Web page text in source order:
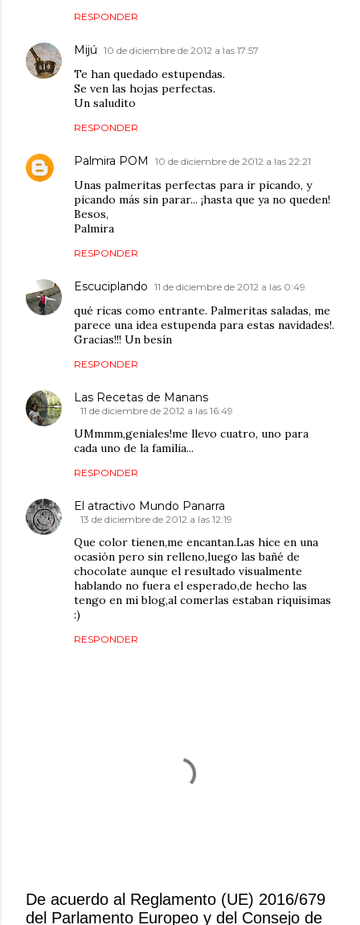
RESPONDER
Mijú 10 de diciembre de 2012 a las 17:57
Te han quedado estupendas.
Se ven las hojas perfectas.
Un saludito
RESPONDER
Palmira POM 10 de diciembre de 2012 a las 22:21
Unas palmeritas perfectas para ir picando, y
picando más sin parar... ¡hasta que ya no queden!
Besos,
Palmira
RESPONDER
Escuciplando 11 de diciembre de 2012 a las 0:49
qué ricas como entrante. Palmeritas saladas, me
parece una idea estupenda para estas navidades!.
Gracias!!! Un besín
RESPONDER
Las Recetas de Manans
11 de diciembre de 2012 a las 16:49
UMmmm,geniales!me llevo cuatro, uno para
cada uno de la familia...
RESPONDER
El atractivo Mundo Panarra
13 de diciembre de 2012 a las 12:19
Que color tienen,me encantan.Las hice en una
ocasión pero sin relleno,luego las bañé de
chocolate aunque el resultado visualmente
hablando no fuera el esperado,de hecho las
tengo en mi blog,al comerlas estaban riquisimas
:)
RESPONDER
P
De acuerdo al Reglamento (UE) 2016/679
del Parlamento Europeo y del Consejo de